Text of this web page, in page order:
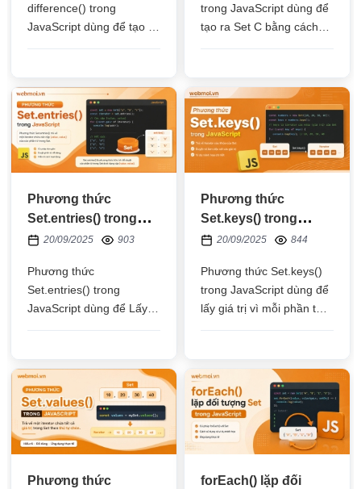
difference() trong
JavaScript dùng để tạo ra
trị bên Set B
trong JavaScript dùng để
tạo ra Set C bằng cách
Set A
Phương thức
Set.entries() trong
JavaScript
20/09/2025 903
Phương thức
Set.entries() trong
JavaScript dùng để Lấy
Phương thức
Set.keys() trong
JavaScript
20/09/2025 844
Phương thức Set.keys()
trong JavaScript dùng để
lấy giá trị vì mỗi phần tử
Phương thức
forEach() lặp đối